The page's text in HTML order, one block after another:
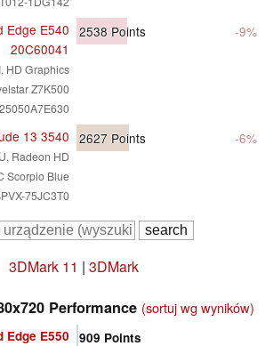
Edge E540
20C60041
HD Graphics
Z7K500
2538 Points -9%
13 3540
Radeon HD
Scorpio Blue
75JC3T0
2627 Points -6%
3DMark 11 | 3DMark
Performance (sortuj wg wyników)
Edge E550 909 Points